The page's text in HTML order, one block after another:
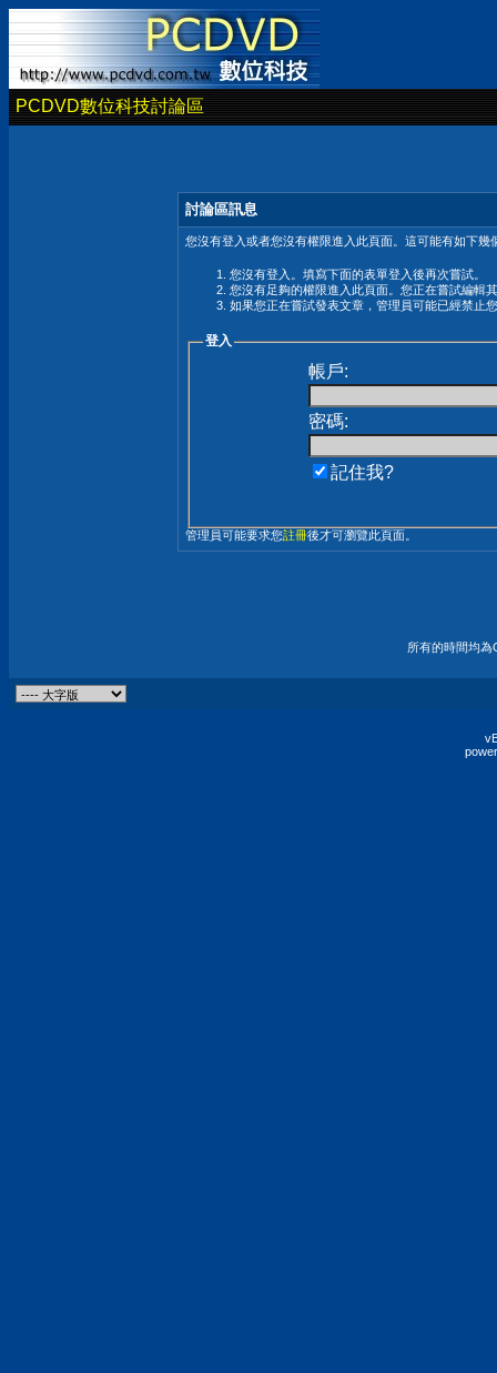
PCDVD數位科技討論區
討論區訊息
您沒有登入或者您沒有權限進入此頁面。這可能有如下幾
您沒有登入。填寫下面的表單登入後再次嘗試。
您沒有足夠的權限進入此頁面。您正在嘗試編輯
如果您正在嘗試發表文章，管理員可能已經禁止
登入
帳戶:
密碼:
記住我?
管理員可能要求您註冊後才可瀏覽此頁面。
所有的時間均為